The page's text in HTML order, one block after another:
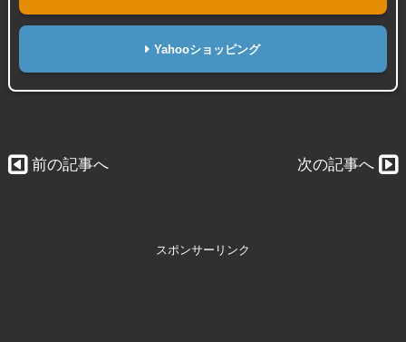
Yahooショッピング
前の記事へ 次の記事へ
スポンサーリンク